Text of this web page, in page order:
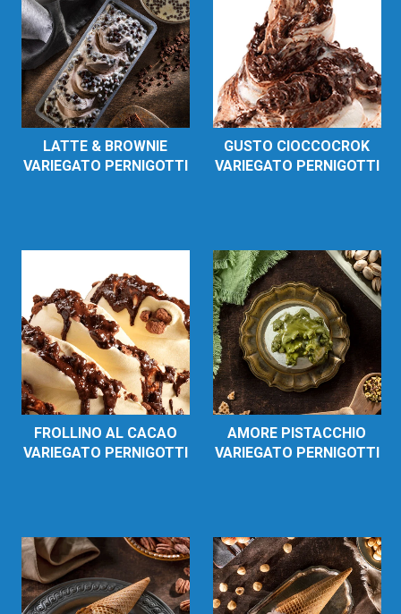
LATTE & BROWNIE
VARIEGATO PERNIGOTTI
GUSTO CIOCCOCROK
VARIEGATO PERNIGOTTI
FROLLINO AL CACAO
VARIEGATO PERNIGOTTI
AMORE PISTACCHIO
VARIEGATO PERNIGOTTI